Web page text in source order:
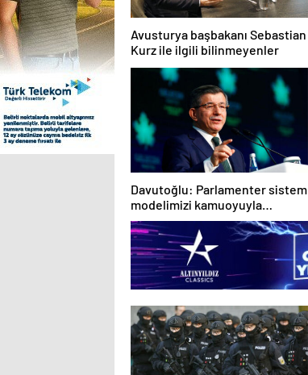
Avusturya başbakanı Sebastian
Kurz ile ilgili bilinmeyenler
Davutoğlu: Parlamenter sistem
modelimizi kamuoyuyla
paylaşacağız